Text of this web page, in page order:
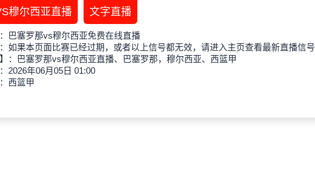
穆尔西亚直播 文字直播
：巴塞罗那vs穆尔西亚免费在线直播
：如果本页面比赛已经过期，或者以上信号都无效，请进入主页查看最新直播信号
】：巴塞罗那vs穆尔西亚直播、巴塞罗那，穆尔西亚、西篮甲
2026年06月05日 01:00
西篮甲